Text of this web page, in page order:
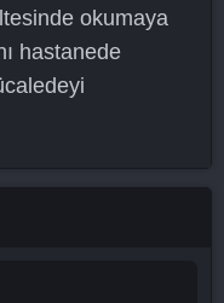
okumaya
hastanede